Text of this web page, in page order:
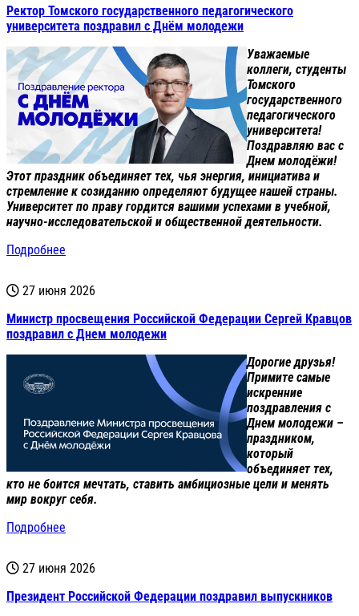
Ректор Томского государственного педагогического
университета поздравил с Днём молодежи
Уважаемые
коллеги, студенты
Томского
государственного
педагогического
университета!
Поздравляю вас с
Днем молодёжи!
Этот праздник объединяет тех, чья энергия, инициатива и
стремление к созиданию определяют будущее нашей страны.
Университет по праву гордится вашими успехами в учебной,
научно-исследовательской и общественной деятельности.
Подробнее
27 июня 2026
Министр просвещения Российской Федерации Сергей Кравцов
поздравил с Днем молодежи
Дорогие друзья!
Примите самые
искренние
поздравления с
Днем молодежи –
праздником,
который
объединяет тех,
кто не боится мечтать, ставить амбициозные цели и менять
мир вокруг себя.
Подробнее
27 июня 2026
Президент Российской Федерации поздравил выпускников